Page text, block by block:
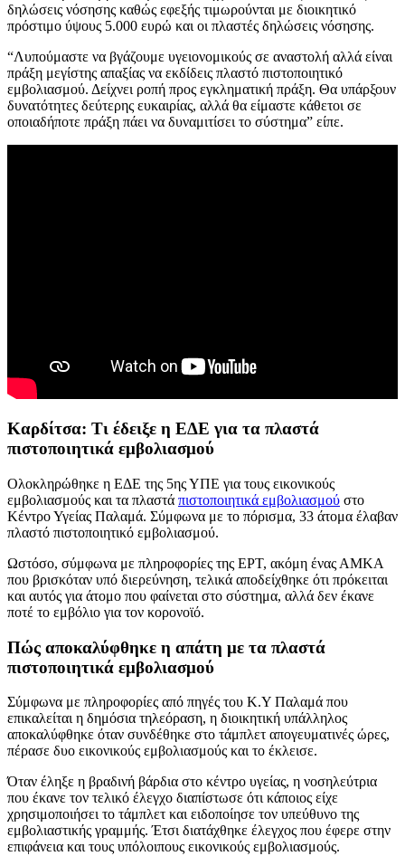
δηλώσεις νόσησης καθώς εφεξής τιμωρούνται με διοικητικό
πρόστιμο ύψους 5.000 ευρώ και οι πλαστές δηλώσεις νόσησης.
“Λυπούμαστε να βγάζουμε υγειονομικούς σε αναστολή αλλά είναι
πράξη μεγίστης απαξίας να εκδίδεις πλαστό πιστοποιητικό
εμβολιασμού. Δείχνει ροπή προς εγκληματική πράξη. Θα υπάρξουν
δυνατότητες δεύτερης ευκαιρίας, αλλά θα είμαστε κάθετοι σε
οποιαδήποτε πράξη πάει να δυναμιτίσει το σύστημα” είπε.
Καρδίτσα: Τι έδειξε η ΕΔΕ για τα πλαστά
πιστοποιητικά εμβολιασμού
Ολοκληρώθηκε η ΕΔΕ της 5ης ΥΠΕ για τους εικονικούς
εμβολιασμούς και τα πλαστά πιστοποιητικά εμβολιασμού στο
Κέντρο Υγείας Παλαμά. Σύμφωνα με το πόρισμα, 33 άτομα έλαβαν
πλαστό πιστοποιητικό εμβολιασμού.
Ωστόσο, σύμφωνα με πληροφορίες της ΕΡΤ, ακόμη ένας ΑΜΚΑ
που βρισκόταν υπό διερεύνηση, τελικά αποδείχθηκε ότι πρόκειται
και αυτός για άτομο που φαίνεται στο σύστημα, αλλά δεν έκανε
ποτέ το εμβόλιο για τον κορονοϊό.
Πώς αποκαλύφθηκε η απάτη με τα πλαστά
πιστοποιητικά εμβολιασμού
Σύμφωνα με πληροφορίες από πηγές του Κ.Υ Παλαμά που
επικαλείται η δημόσια τηλεόραση, η διοικητική υπάλληλος
αποκαλύφθηκε όταν συνδέθηκε στο τάμπλετ απογευματινές ώρες,
πέρασε δυο εικονικούς εμβολιασμούς και το έκλεισε.
Όταν έληξε η βραδινή βάρδια στο κέντρο υγείας, η νοσηλεύτρια
που έκανε τον τελικό έλεγχο διαπίστωσε ότι κάποιος είχε
χρησιμοποιήσει το τάμπλετ και ειδοποίησε τον υπεύθυνο της
εμβολιαστικής γραμμής. Έτσι διατάχθηκε έλεγχος που έφερε στην
επιφάνεια και τους υπόλοιπους εικονικούς εμβολιασμούς.